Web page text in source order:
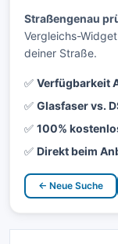
Straßengenau
Vergleichs-
deiner Straße.
✅ Verfügbarkeit
✅ Glasfaser vs.
✅ 100%
✅ Direkt beim
← Neue Suche